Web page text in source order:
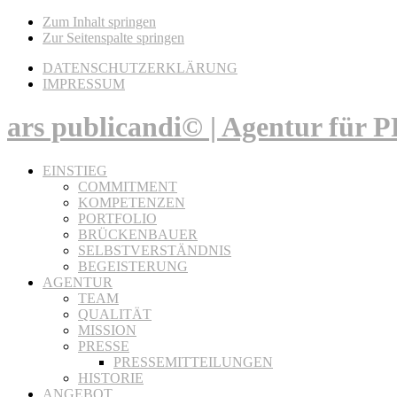
Zum Inhalt springen
Zur Seitenspalte springen
DATENSCHUTZERKLÄRUNG
IMPRESSUM
ars publicandi© | Agentur für
EINSTIEG
COMMITMENT
KOMPETENZEN
PORTFOLIO
BRÜCKENBAUER
SELBSTVERSTÄNDNIS
BEGEISTERUNG
AGENTUR
TEAM
QUALITÄT
MISSION
PRESSE
PRESSEMITTEILUNGEN
HISTORIE
ANGEBOT